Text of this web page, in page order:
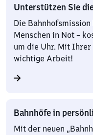
Unterstützen Sie
Die
Menschen in Not –
um die Uhr. Mit Ihrer
wichtige Arbeit!
Bahnhöfe in
Mit der neuen